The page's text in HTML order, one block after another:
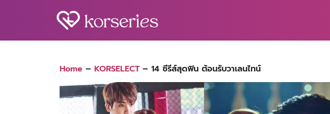
Home – KORSELECT– 14 ซีรีส์สุดฟิน ต้อนรับวาเลนไทน์